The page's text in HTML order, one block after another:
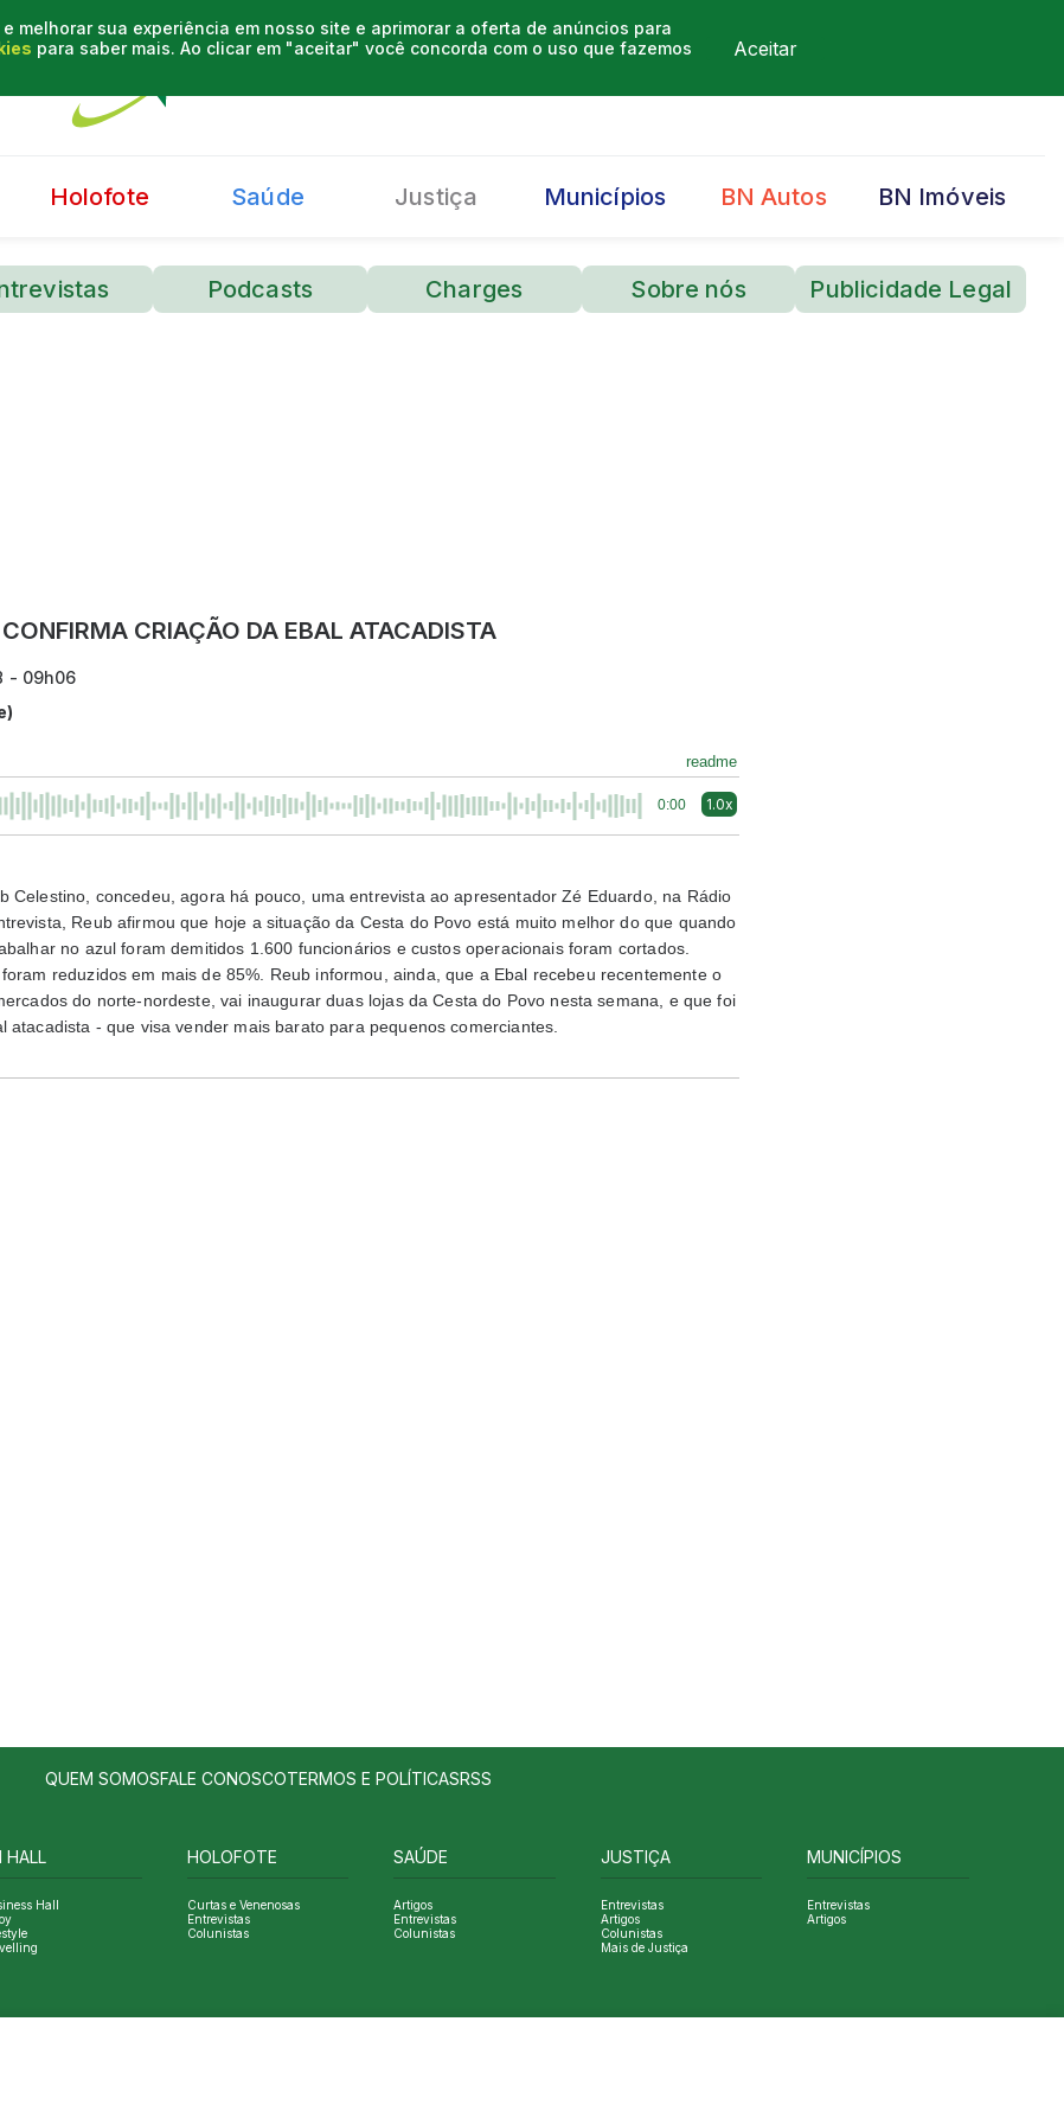
melhorar sua experiência em nosso site e aprimorar a oferta de anúncios para
para saber mais. Ao clicar em "aceitar" você concorda com o uso que fazemos
Aceitar
Holofote Saúde Justiça Municípios BN Autos BN Imóveis
Podcasts Charges Sobre nós Publicidade Legal
CRIAÇÃO DA EBAL ATACADISTA
- 09h06
readme
0:00 1.0x
Celestino, concedeu, agora há pouco, uma entrevista ao apresentador Zé Eduardo, na Rádio
Reub afirmou que hoje a situação da Cesta do Povo está muito melhor do que quando
no azul foram demitidos 1.600 funcionários e custos operacionais foram cortados.
reduzidos em mais de 85%. Reub informou, ainda, que a Ebal recebeu recentemente o
do norte-nordeste, vai inaugurar duas lojas da Cesta do Povo nesta semana, e que foi
atacadista - que visa vender mais barato para pequenos comerciantes.
QUEM SOMOSFALE CONOSCOTERMOS E POLÍTICASRSS
HALL
Hall
HOLOFOTE
Curtas e Venenosas
Entrevistas
Colunistas
SAÚDE
Artigos
Entrevistas
Colunistas
JUSTIÇA
Entrevistas
Artigos
Colunistas
Mais de Justiça
MUNICÍPIOS
Entrevistas
Artigos